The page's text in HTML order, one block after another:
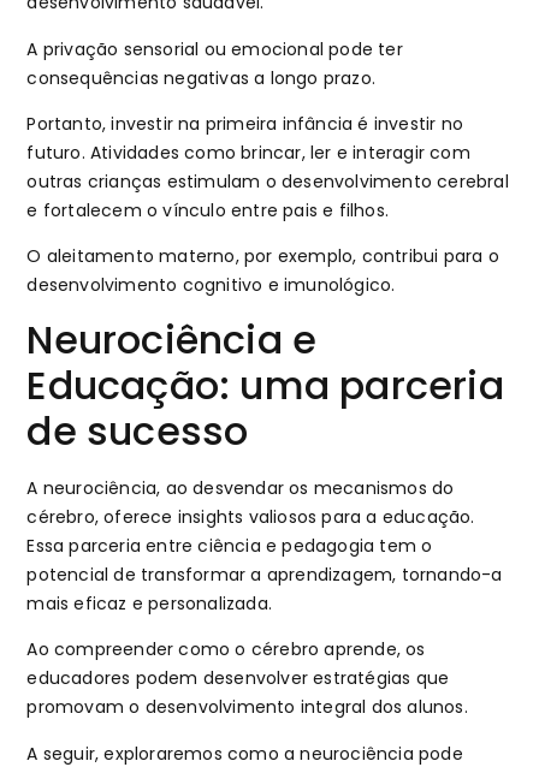
A privação sensorial ou emocional pode ter
consequências negativas a longo prazo.
Portanto, investir na primeira infância é investir no
futuro. Atividades como brincar, ler e interagir com
outras crianças estimulam o desenvolvimento cerebral
e fortalecem o vínculo entre pais e filhos.
O aleitamento materno, por exemplo, contribui para o
desenvolvimento cognitivo e imunológico.
Neurociência e
Educação: uma parceria
de sucesso
A neurociência, ao desvendar os mecanismos do
cérebro, oferece insights valiosos para a educação.
Essa parceria entre ciência e pedagogia tem o
potencial de transformar a aprendizagem, tornando-a
mais eficaz e personalizada.
Ao compreender como o cérebro aprende, os
educadores podem desenvolver estratégias que
promovam o desenvolvimento integral dos alunos.
A seguir, exploraremos como a neurociência pode